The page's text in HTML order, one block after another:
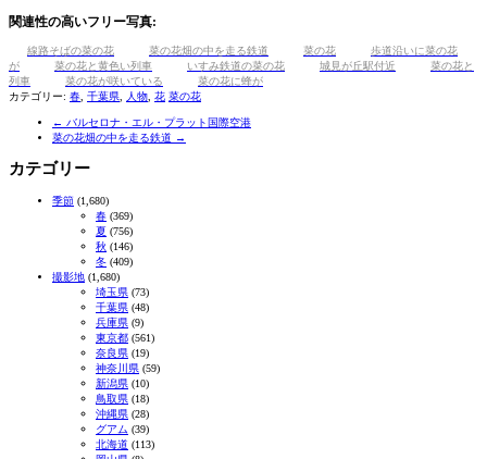
関連性の高いフリー写真:
線路そばの菜の花 菜の花畑の中を走る鉄道 菜の花
歩道沿いに菜の花
が
菜の花と黄色い列車 いすみ鉄道の菜の花 城見が丘駅付近
菜の花と
列車
菜の花が咲いている
菜の花に蜂が
カテゴリー: 春 千葉県 人物 花 菜の花
← バルセロナ・エル・プラット国際空港
菜の花畑の中を走る鉄道 →
カテゴリー
季節 (1,680)
春 (369)
夏 (756)
秋 (146)
冬 (409)
撮影地 (1,680)
埼玉県 (73)
千葉県 (48)
兵庫県 (9)
東京都 (561)
奈良県 (19)
神奈川県 (59)
新潟県 (10)
鳥取県 (18)
沖縄県 (28)
グアム (39)
北海道 (113)